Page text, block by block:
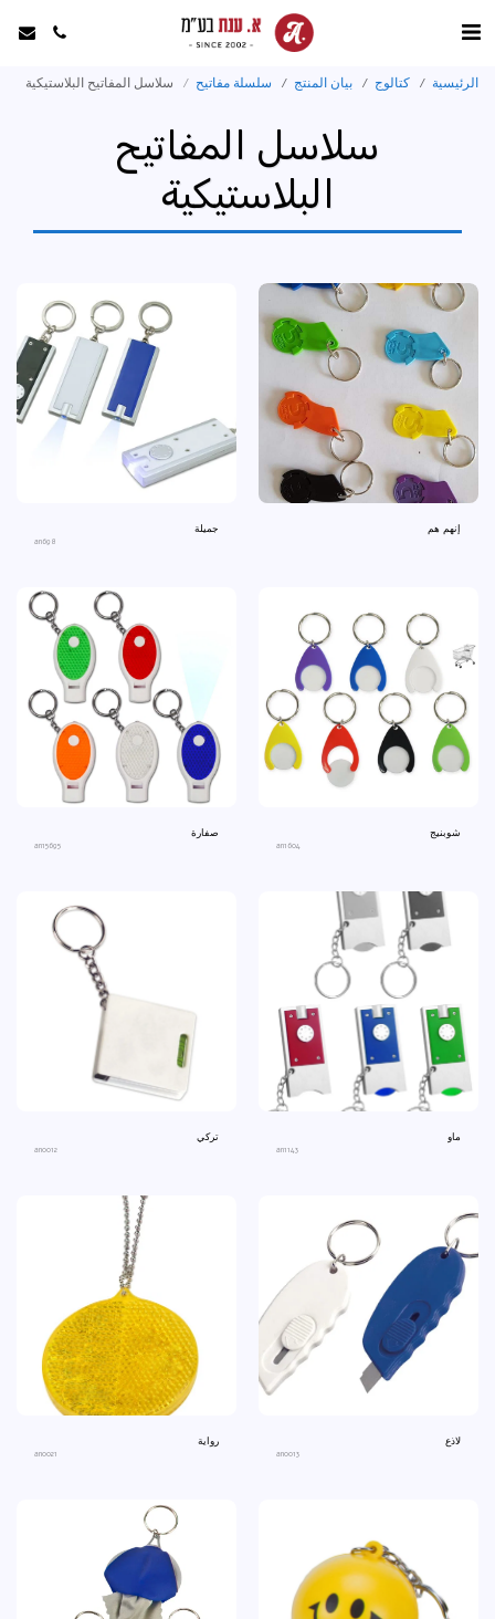
الرئيسية كتالوج بيان المنتج سلسلة مفاتيح سلاسل المفاتيح البلاستيكية
سلاسل المفاتيح
البلاستيكية
إنهم هم جميلة
an698
شوبنيج
an1604
صفارة
an15695
ماو
an1143
تركي
an0012
لاذع
an0013
رواية
an0021